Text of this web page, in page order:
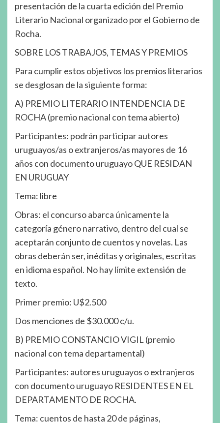
presentación de la cuarta edición del Premio
Literario Nacional organizado por el Gobierno de
Rocha.
SOBRE LOS TRABAJOS, TEMAS Y PREMIOS
Para cumplir estos objetivos los premios literarios
se desglosan de la siguiente forma:
A) PREMIO LITERARIO INTENDENCIA DE
ROCHA (premio nacional con tema abierto)
Participantes: podrán participar autores
uruguayos/as o extranjeros/as mayores de 16
años con documento uruguayo QUE RESIDAN
EN URUGUAY
Tema: libre
Obras: el concurso abarca únicamente la
categoría género narrativo, dentro del cual se
aceptarán conjunto de cuentos y novelas. Las
obras deberán ser, inéditas y originales, escritas
en idioma español. No hay límite extensión de
texto.
Primer premio: U$2.500
Dos menciones de $30.000 c/u.
B) PREMIO CONSTANCIO VIGIL (premio
nacional con tema departamental)
Participantes: autores uruguayos o extranjeros
con documento uruguayo RESIDENTES EN EL
DEPARTAMENTO DE ROCHA.
Tema: cuentos de hasta 20 de páginas,